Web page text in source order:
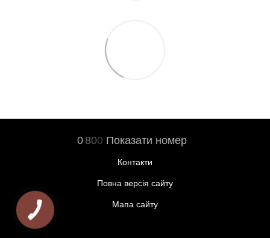
0 800 Показати номер
Контакти
Повна версія сайту
Мапа сайту